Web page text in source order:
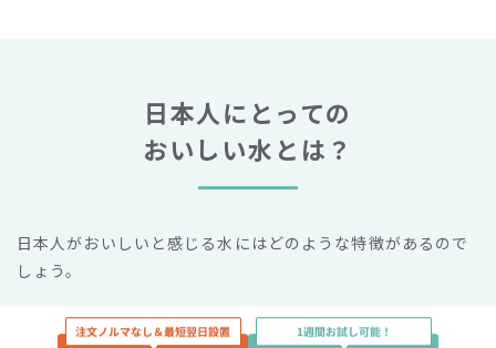
日本人にとっての
おいしい水とは？
日本人がおいしいと感じる水にはどのような特徴があるので
しょう。